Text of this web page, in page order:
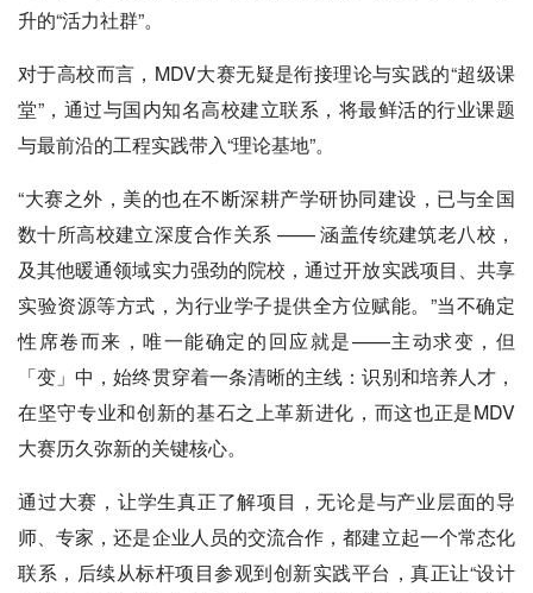
升的“活力社群”。
对于高校而言，MDV大赛无疑是衔接理论与实践的“超级课
堂”，通过与国内知名高校建立联系，将最鲜活的行业课题
与最前沿的工程实践带入“理论基地”。
“大赛之外，美的也在不断深耕产学研协同建设，已与全国
数十所高校建立深度合作关系 —— 涵盖传统建筑老八校，
及其他暖通领域实力强劲的院校，通过开放实践项目、共享
实验资源等方式，为行业学子提供全方位赋能。”当不确定
性席卷而来，唯一能确定的回应就是——主动求变，但
「变」中，始终贯穿着一条清晰的主线：识别和培养人才，
在坚守专业和创新的基石之上革新进化，而这也正是MDV
大赛历久弥新的关键核心。
通过大赛，让学生真正了解项目，无论是与产业层面的导
师、专家，还是企业人员的交流合作，都建立起一个常态化
联系，后续从标杆项目参观到创新实践平台，真正让“设计